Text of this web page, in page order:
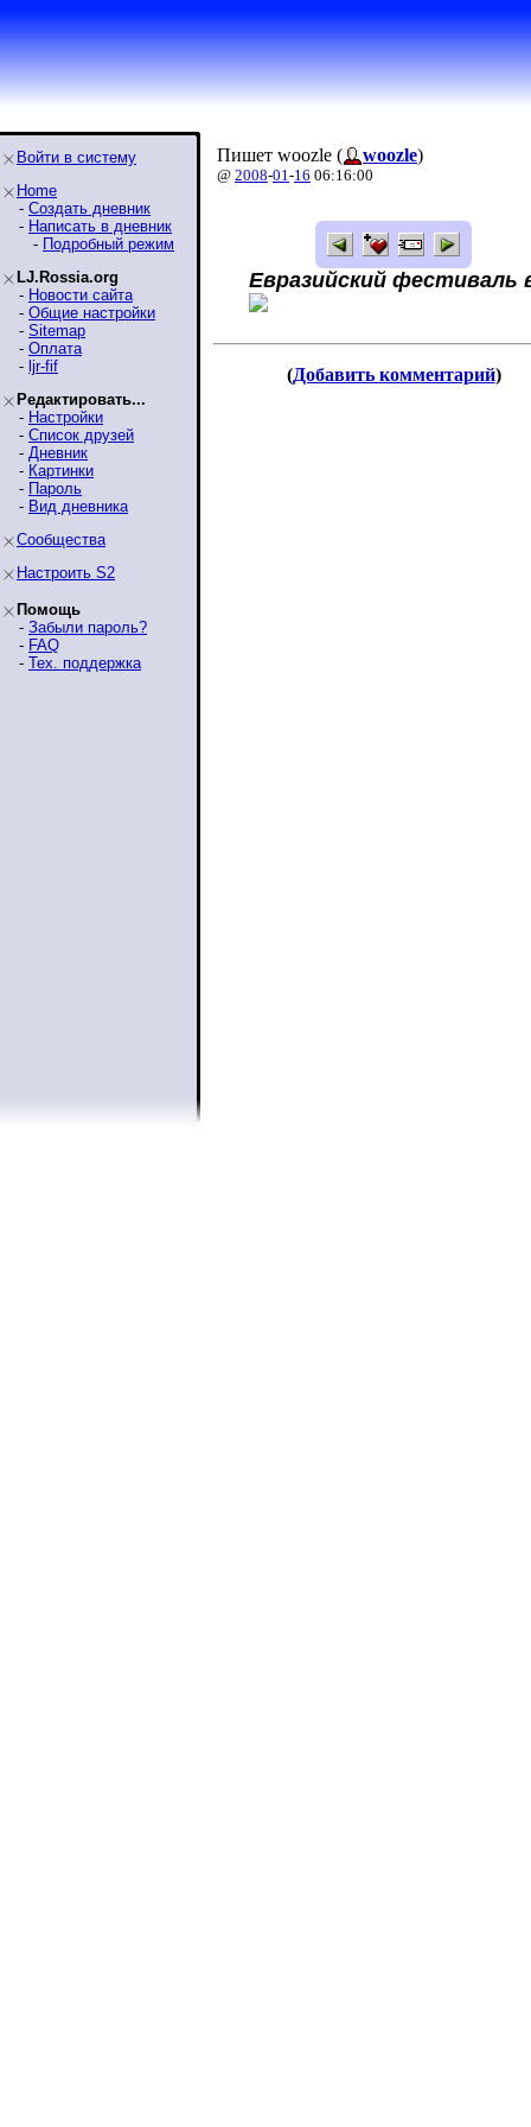
Войти в систему
Home
- Создать дневник
- Написать в дневник
- Подробный режим
LJ.Rossia.org
- Новости сайта
- Общие настройки
- Sitemap
- Оплата
- ljr-fif
Редактировать...
- Настройки
- Список друзей
- Дневник
- Картинки
- Пароль
- Вид дневника
Сообщества
Настроить S2
Помощь
- Забыли пароль?
- FAQ
- Тех. поддержка
Пишет woozle ( woozle)
@ 2008-01-16 06:16:00
Евразийский фестиваль
(Добавить комментарий)